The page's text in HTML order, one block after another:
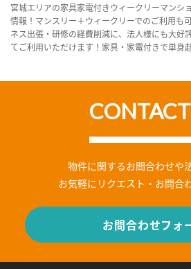
宮城エリアの家具家電付きウィークリーマンシ
情報！マンスリー＋ウィークリーでのご利用も
ネス出張・研修の経費削減に、法人様にも大好
てご利用いただけます！家具・家電付きで単身
物件に関するお問合わせや
お気軽にリクエスト・お問合
お問合わせフォ